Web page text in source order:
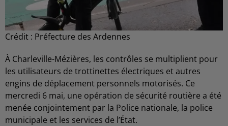
Crédit : Préfecture des Ardennes
À Charleville-Mézières, les contrôles se multiplient pour
les utilisateurs de trottinettes électriques et autres
engins de déplacement personnels motorisés. Ce
mercredi 6 mai, une opération de sécurité routière a été
menée conjointement par la Police nationale, la police
municipale et les services de l’État.